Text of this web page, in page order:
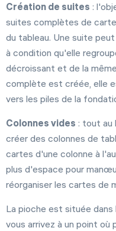
Création de suites :
suites complètes de
du tableau. Une suite
à condition qu'elle
décroissant et de la
complète est créée, elle
vers les piles de la
Colonnes vides : tout au
créer des colonnes de
cartes d'une colonne à
plus d'espace pour
réorganiser les cartes de
La pioche est située dans
vous arrivez à un point où